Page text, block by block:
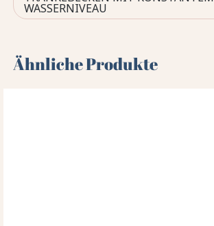
WASSERNIVEAU
Ähnliche Produkte